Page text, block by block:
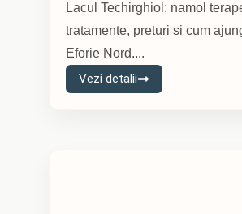
Lacul Techirghiol: namol
tratamente, preturi si cum
Eforie Nord....
Vezi detalii